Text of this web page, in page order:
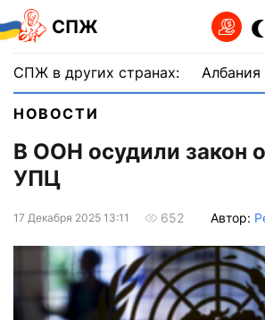
СПЖ
СПЖ в других странах: Албания
НОВОСТИ
В ООН осудили закон
УПЦ
17 Декабря 2025 13:11 652 Автор: